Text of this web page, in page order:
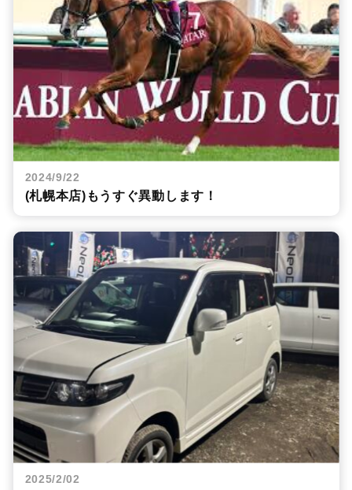
2024/9/22
(札幌本店)もうすぐ異動します！
2025/2/02